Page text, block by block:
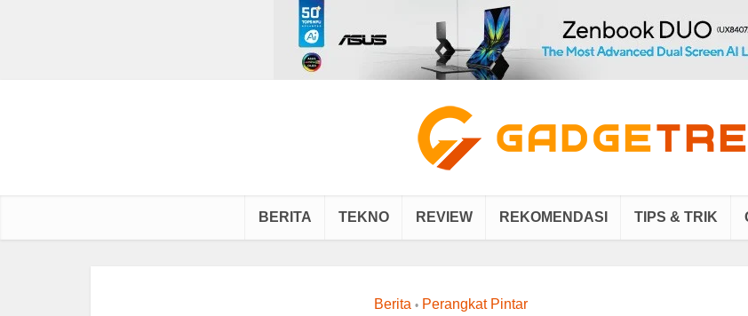
BERITA TEKNO REVIEW REKOMENDASI TIPS & TRIK
Berita • Perangkat Pintar